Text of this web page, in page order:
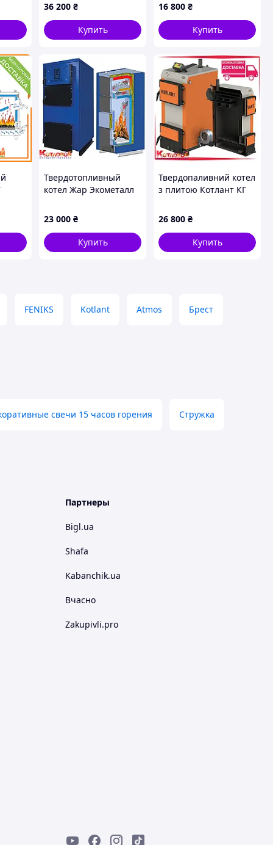
Комфорт (Marten
Comfort) MC New
36 200 ₴
Купить
16 800 ₴
Купить
Твердотопливный
котел Жар Экометалл
23 000 ₴
Купить
Твердопаливний котел
з плитою Котлант КГ
26 800 ₴
Купить
FENIKS Kotlant Atmos Брест
свечи 15 часов горения Стружка
Партнеры
Bigl.ua
Shafa
Kabanchik.ua
Вчасно
Zakupivli.pro